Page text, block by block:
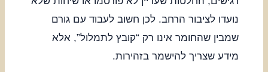
נועדו לציבור הרחב. לכן חשוב לעבוד עם גורם
שמבין שהחומר אינו רק “קובץ לתמלול”, אלא
מידע שצריך להישמר בזהירות.